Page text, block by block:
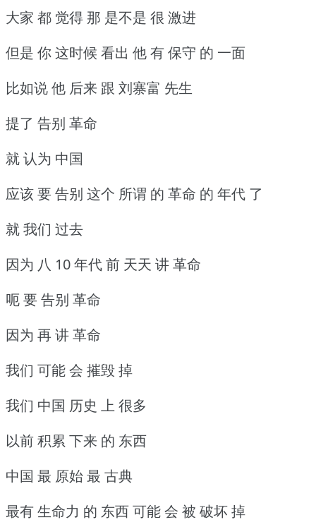
大家 都 觉得 那 是不是 很 激进
但是 你 这时候 看出 他 有 保守 的 一面
比如说 他 后来 跟 刘寨富 先生
提了 告别 革命
就 认为 中国
应该 要 告别 这个 所谓 的 革命 的 年代 了
就 我们 过去
因为 八 10 年代 前 天天 讲 革命
呃 要 告别 革命
因为 再 讲 革命
我们 可能 会 摧毁 掉
我们 中国 历史 上 很多
以前 积累 下来 的 东西
中国 最 原始 最 古典
最有 生命力 的 东西 可能 会 被 破坏 掉